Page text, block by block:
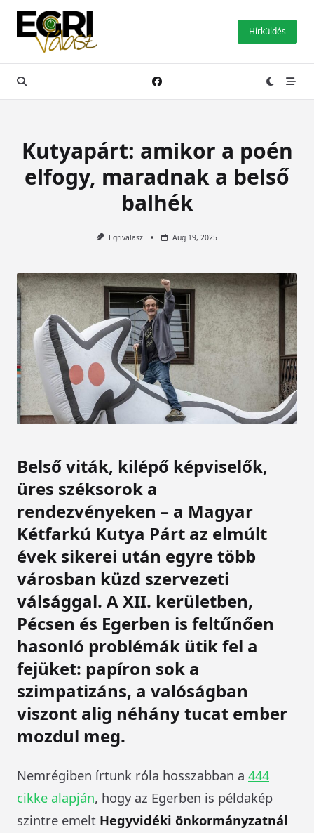
Skip
content
Hírküldés
Kutyapárt: amikor a poén
elfogy, maradnak a belső
balhék
Egrivalasz Aug 19, 2025
Belső viták, kilépő képviselők,
üres széksorok a
rendezvényeken – a Magyar
Kétfarkú Kutya Párt az elmúlt
évek sikerei után egyre több
városban küzd szervezeti
válsággal. A XII. kerületben,
Pécsen és Egerben is feltűnően
hasonló problémák ütik fel a
fejüket: papíron sok a
szimpatizáns, a valóságban
viszont alig néhány tucat ember
mozdul meg.
Nemrégiben írtunk róla hosszabban a 444
cikke alapján, hogy az Egerben is példakép
szintre emelt Hegyvidéki önkormányzatnál